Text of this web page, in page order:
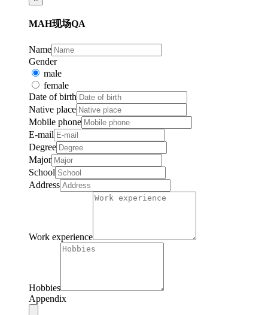
MAH现场QA
Name
Gender
male
female
Date of birth
Native place
Mobile phone
E-mail
Degree
Major
School
Address
Work experience
Hobbies
Appendix